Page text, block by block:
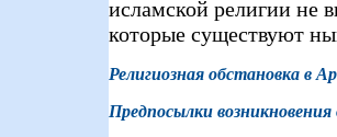
исламской религии не
которые существуют
Религиозная обстановка в
Предпосылки